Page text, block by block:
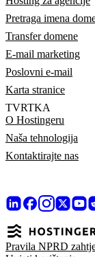
Pretraga imena
Transfer domene
E-mail marketing
Poslovni e-mail
Karta stranice
TVRTKA
O Hostingeru
Naša tehnologija
Kontaktirajte nas
Pravila NPRD